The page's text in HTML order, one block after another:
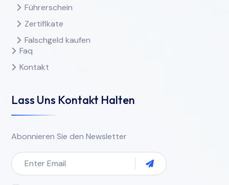
Führerschein
Zertifikate
Falschgeld kaufen
Faq
Kontakt
Lass Uns Kontakt Halten
Abonnieren Sie den Newsletter